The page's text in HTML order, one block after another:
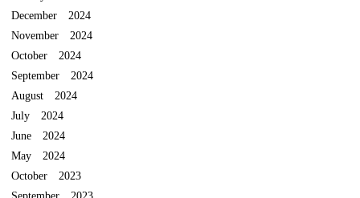
December 2024
November 2024
October 2024
September 2024
August 2024
July 2024
June 2024
May 2024
October 2023